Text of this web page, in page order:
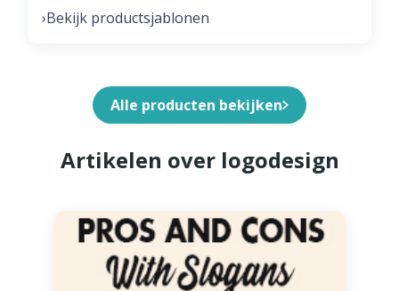
›Bekijk productsjablonen
Alle producten bekijken
Artikelen over logodesign